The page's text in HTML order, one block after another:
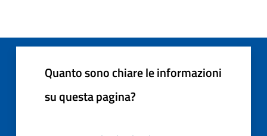
Quanto sono chiare le informazioni
su questa pagina?